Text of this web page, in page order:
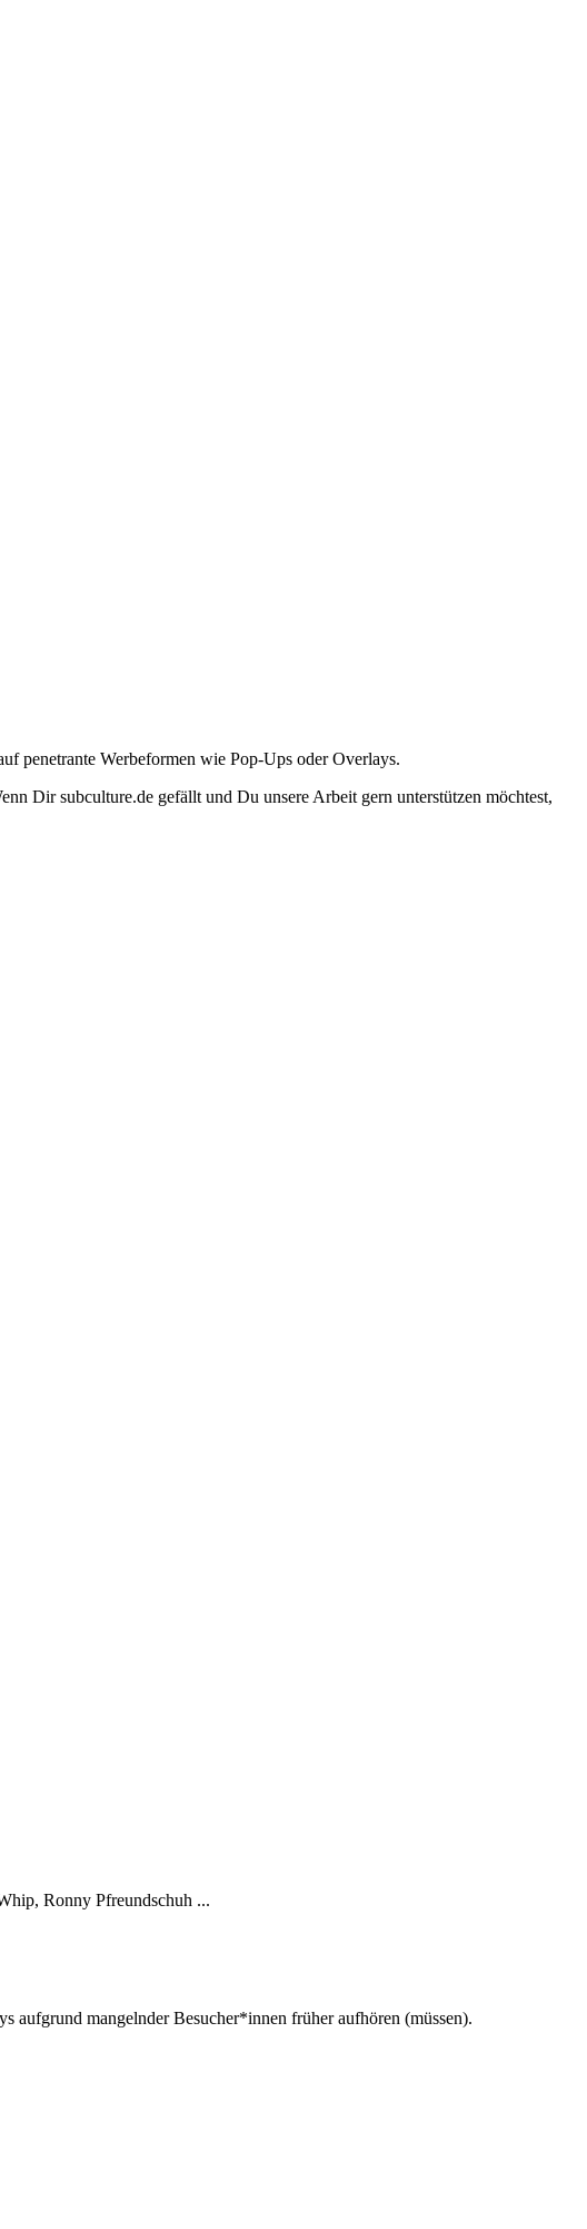
penetrante Werbeformen wie Pop-Ups oder Overlays.
Dir subculture.de gefällt und Du unsere Arbeit gern unterstützen möchtest,
Ronny Pfreundschuh ...
aufgrund mangelnder Besucher*innen früher aufhören (müssen).